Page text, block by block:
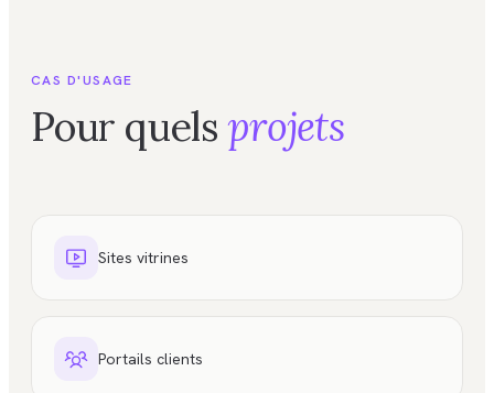
CAS D'USAGE
Pour quelsprojets
Sites vitrines
Portails clients